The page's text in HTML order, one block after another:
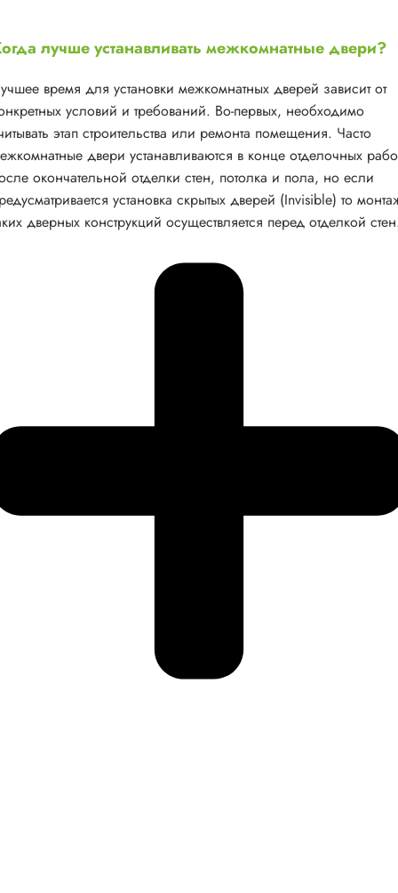
лучше устанавливать межкомнатные двери?
время для установки межкомнатных дверей зависит от
условий и требований. Во-первых, необходимо
этап строительства или ремонта помещения. Часто
двери устанавливаются в конце отделочных
окончательной отделки стен, потолка и пола, но если
установка скрытых дверей (Invisible) то
дверных конструкций осуществляется перед отделкой